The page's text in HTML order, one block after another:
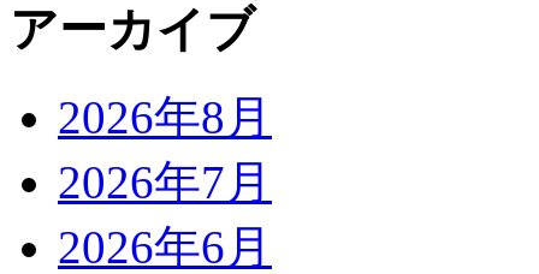
アーカイブ
2026年8月
2026年7月
2026年6月